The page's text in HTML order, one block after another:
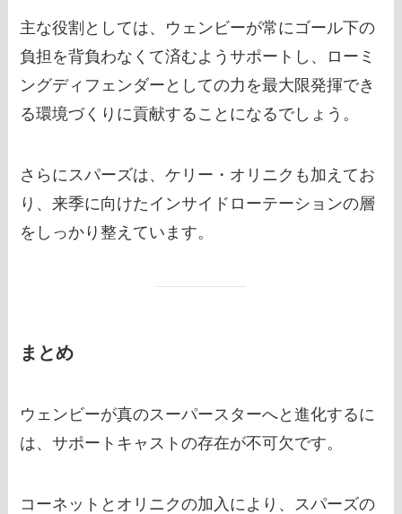
主な役割としては、ウェンビーが常にゴール下の
負担を背負わなくて済むようサポートし、ローミ
ングディフェンダーとしての力を最大限発揮でき
る環境づくりに貢献することになるでしょう。
さらにスパーズは、ケリー・オリニクも加えてお
り、来季に向けたインサイドローテーションの層
をしっかり整えています。
まとめ
ウェンビーが真のスーパースターへと進化するに
は、サポートキャストの存在が不可欠です。
コーネットとオリニクの加入により、スパーズの